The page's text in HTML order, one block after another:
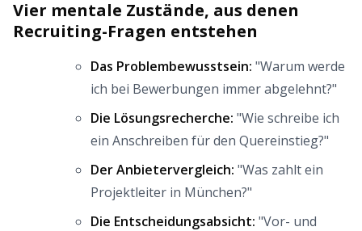
Vier mentale Zustände, aus denen
Recruiting-Fragen entstehen
Das Problembewusstsein: "Warum werde
ich bei Bewerbungen immer abgelehnt?"
Die Lösungsrecherche: "Wie schreibe ich
ein Anschreiben für den Quereinstieg?"
Der Anbietervergleich: "Was zahlt ein
Projektleiter in München?"
Die Entscheidungsabsicht: "Vor- und